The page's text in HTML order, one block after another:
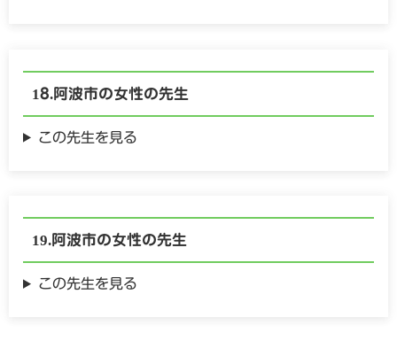
阿波市の女性の先生
この先生を見る
阿波市の女性の先生
この先生を見る